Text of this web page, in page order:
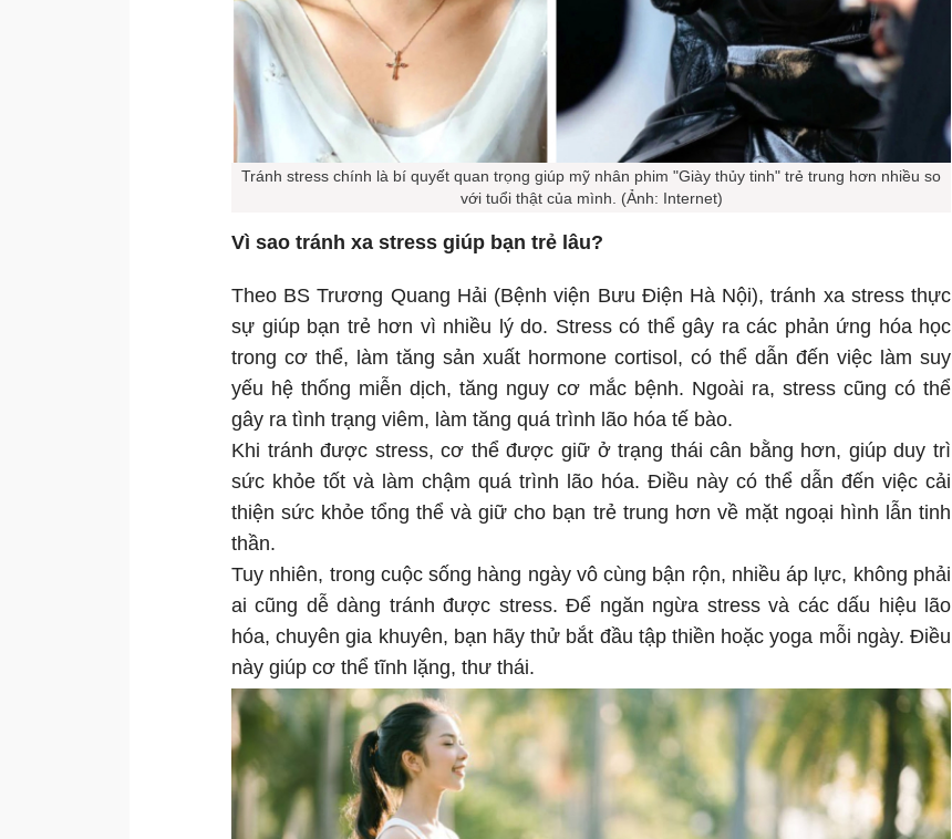
Tránh stress chính là bí quyết quan trọng giúp mỹ nhân phim "Giày thủy tinh" trẻ trung hơn nhiều so
với tuổi thật của mình. (Ảnh: Internet)
Vì sao tránh xa stress giúp bạn trẻ lâu?
Theo BS Trương Quang Hải (Bệnh viện Bưu Điện Hà Nội), tránh xa stress thực
sự giúp bạn trẻ hơn vì nhiều lý do. Stress có thể gây ra các phản ứng hóa học
trong cơ thể, làm tăng sản xuất hormone cortisol, có thể dẫn đến việc làm suy
yếu hệ thống miễn dịch, tăng nguy cơ mắc bệnh. Ngoài ra, stress cũng có thể
gây ra tình trạng viêm, làm tăng quá trình lão hóa tế bào.
Khi tránh được stress, cơ thể được giữ ở trạng thái cân bằng hơn, giúp duy trì
sức khỏe tốt và làm chậm quá trình lão hóa. Điều này có thể dẫn đến việc cải
thiện sức khỏe tổng thể và giữ cho bạn trẻ trung hơn về mặt ngoại hình lẫn tinh
thần.
Tuy nhiên, trong cuộc sống hàng ngày vô cùng bận rộn, nhiều áp lực, không phải
ai cũng dễ dàng tránh được stress. Để ngăn ngừa stress và các dấu hiệu lão
hóa, chuyên gia khuyên, bạn hãy thử bắt đầu tập thiền hoặc yoga mỗi ngày. Điều
này giúp cơ thể tĩnh lặng, thư thái.